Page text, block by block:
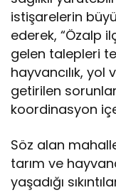
istişarelerin
ederek, “Özalp
gelen talepleri
hayvancılık, yol
getirilen
koordinasyon
Söz alan
tarım ve
yaşadığı